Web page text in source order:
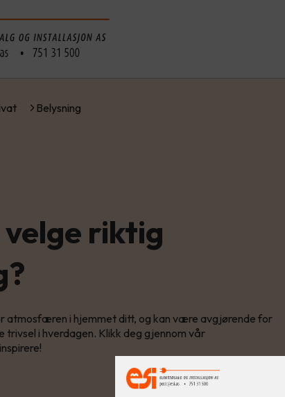
Belysning
riktig
atmosfæren i hjemmet ditt, og kan være avgjørende for
trivsel i hverdagen. Klikk deg gjennom vår